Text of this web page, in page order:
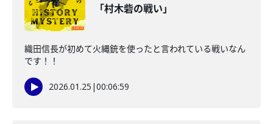
「村木砦の戦い」
織田信長が初めて火縄銃を使ったと言われている戦いなん
です！！
2026.01.25 |00:06:59